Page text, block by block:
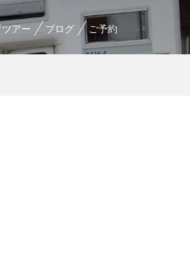
アー ブログ ご予約